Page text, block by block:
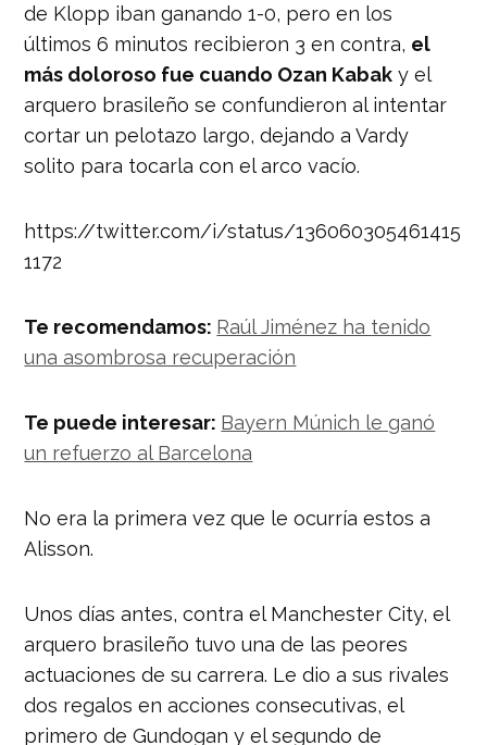
de Klopp iban ganando 1-0, pero en los
últimos 6 minutos recibieron 3 en contra, el
más doloroso fue cuando Ozan Kabak y el
arquero brasileño se confundieron al intentar
cortar un pelotazo largo, dejando a Vardy
solito para tocarla con el arco vacío.
https://twitter.com/i/status/136060305461415
1172
Te recomendamos: Raúl Jiménez ha tenido
una asombrosa recuperación
Te puede interesar: Bayern Múnich le ganó
un refuerzo al Barcelona
No era la primera vez que le ocurría estos a
Alisson.
Unos días antes, contra el Manchester City, el
arquero brasileño tuvo una de las peores
actuaciones de su carrera. Le dio a sus rivales
dos regalos en acciones consecutivas, el
primero de Gundogan y el segundo de